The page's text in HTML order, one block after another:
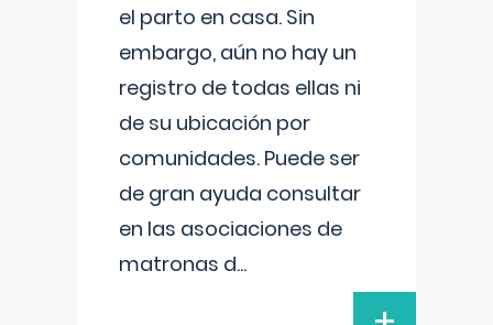
el parto en casa. Sin
embargo, aún no hay un
registro de todas ellas ni
de su ubicación por
comunidades. Puede ser
de gran ayuda consultar
en las asociaciones de
matronas d...